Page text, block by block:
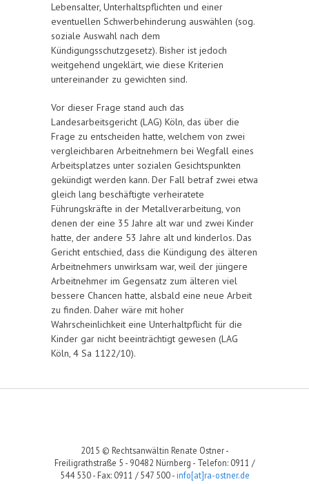
Lebensalter, Unterhaltspflichten und einer
eventuellen Schwerbehinderung auswählen (sog.
soziale Auswahl nach dem
Kündigungsschutzgesetz). Bisher ist jedoch
weitgehend ungeklärt, wie diese Kriterien
untereinander zu gewichten sind.
Vor dieser Frage stand auch das
Landesarbeitsgericht (LAG) Köln, das über die
Frage zu entscheiden hatte, welchem von zwei
vergleichbaren Arbeitnehmern bei Wegfall eines
Arbeitsplatzes unter sozialen Gesichtspunkten
gekündigt werden kann. Der Fall betraf zwei etwa
gleich lang beschäftigte verheiratete
Führungskräfte in der Metallverarbeitung, von
denen der eine 35 Jahre alt war und zwei Kinder
hatte, der andere 53 Jahre alt und kinderlos. Das
Gericht entschied, dass die Kündigung des älteren
Arbeitnehmers unwirksam war, weil der jüngere
Arbeitnehmer im Gegensatz zum älteren viel
bessere Chancen hatte, alsbald eine neue Arbeit
zu finden. Daher wäre mit hoher
Wahrscheinlichkeit eine Unterhaltpflicht für die
Kinder gar nicht beeinträchtigt gewesen (LAG
Köln, 4 Sa 1122/10).
2015 © Rechtsanwältin Renate Ostner -
Freiligrathstraße 5 - 90482 Nürnberg - Telefon: 0911 /
544 530 - Fax: 0911 / 547 500 -info[at]ra-ostner.de